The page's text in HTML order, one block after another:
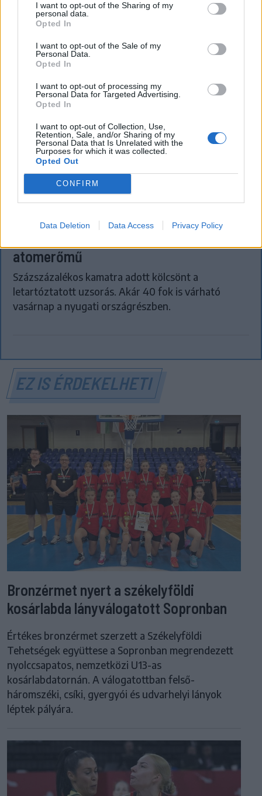
I want to opt-out of the Sharing of my
personal data.
Opted In
I want to opt-out of the Sale of my
Personal Data.
Opted In
I want to opt-out of processing my
Personal Data for Targeted Advertising.
Opted In
I want to opt-out of Collection, Use,
Retention, Sale, and/or Sharing of my
Personal Data that Is Unrelated with the
Purposes for which it was collected.
Opted Out
CONFIRM
Data Deletion Data Access Privacy Policy
FŐTÉR
Már csak 4-5 napig működhet a jelenlegi
atomerőmű
Százszázalékos kamatra adott kölcsönt a
letartóztatott uzsorás. Akár 40 fok is várható
vasárnap a nyugati országrészben.
EZ IS ÉRDEKELHETI
Bronzérmet nyert a székelyföldi
kosárlabda lányválogatott Sopronban
Értékes bronzérmet szerzett a Székelyföldi
Tehetségek együttese a Sopronban megrendezett
nyolccsapatos, nemzetközi U13-as
kosárlabdatornán. A válogatottban felső-
háromszéki, csíki, gyergyói és udvarhelyi lányok
léptek pályára.